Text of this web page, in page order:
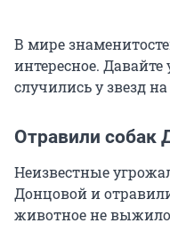
В мире
интересное.
случились у звезд
Отравили собак
Неизвестные
Донцовой и
животное не